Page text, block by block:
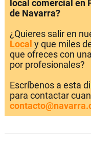
local comercial en
de Navarra?
¿Quieres salir en
Local y que miles
que ofreces con
por profesionales?
Escríbenos a esta
para contactar